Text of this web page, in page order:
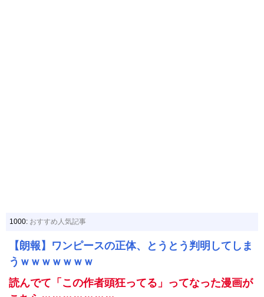
1000: おすすめ人気記事
【朗報】ワンピースの正体、とうとう判明してしま
うｗｗｗｗｗｗｗ
読んでて「この作者頭狂ってる」ってなった漫画が